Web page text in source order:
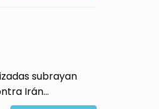
subrayan
Irán...